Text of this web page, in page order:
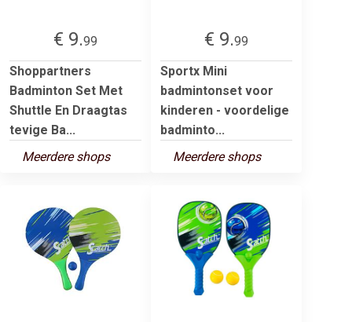
€ 9.99
Shoppartners
Badminton Set Met
Shuttle En Draagtas
tevige Ba...
Meerdere shops
€ 9.99
Sportx Mini
badmintonset voor
kinderen - voordelige
badminto...
Meerdere shops